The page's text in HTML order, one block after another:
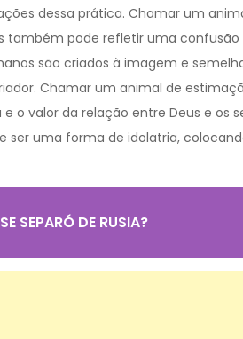
dessa prática. Chamar um
também pode refletir uma
são criados à imagem e
Chamar um animal de
o valor da relação entre Deus e os
ser uma forma de idolatria,
SEPARÓ DE RUSIA?